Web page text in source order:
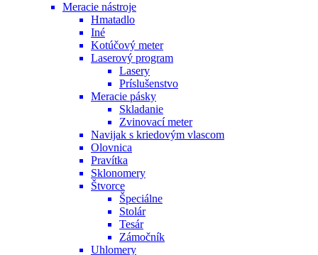
Meracie nástroje
Hmatadlo
Iné
Kotúčový meter
Laserový program
Lasery
Príslušenstvo
Meracie pásky
Skladanie
Zvinovací meter
Navijak s kriedovým vlascom
Olovnica
Pravítka
Sklonomery
Štvorce
Špeciálne
Stolár
Tesár
Zámočník
Uhlomery